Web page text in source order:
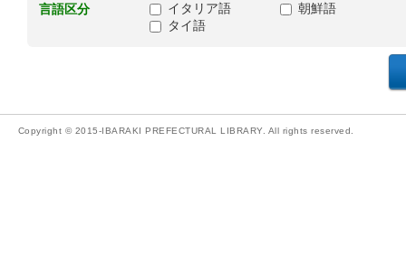
言語区分
イタリア語
朝鮮語
タイ語
Copyright © 2015-IBARAKI PREFECTURAL LIBRARY. All rights reserved.